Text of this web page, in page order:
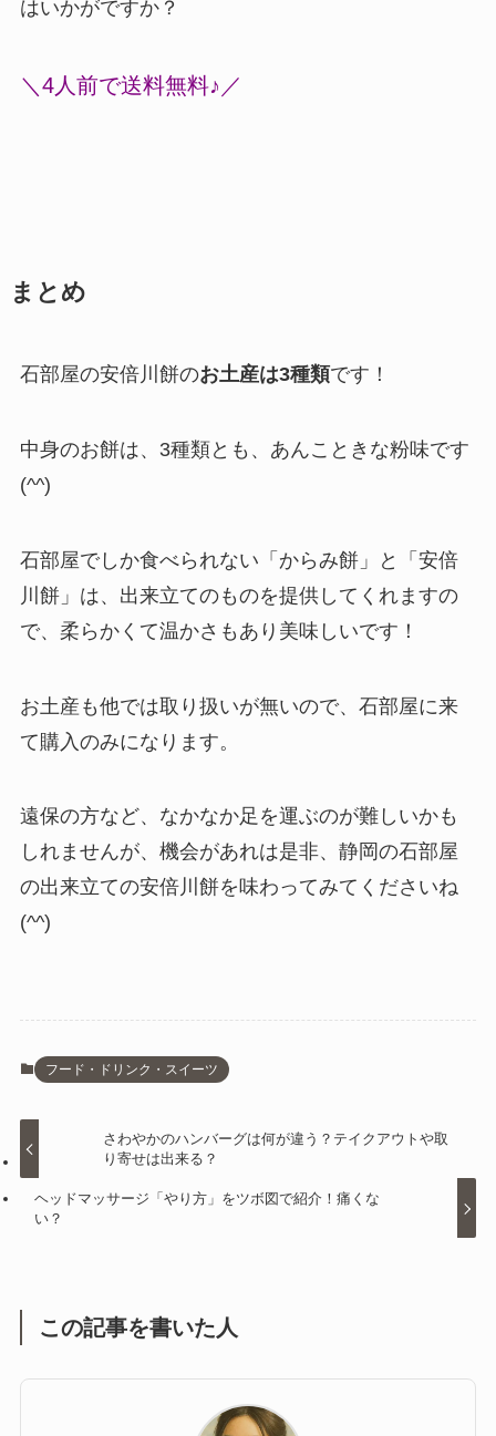
はいかがですか？
＼4人前で送料無料♪／
まとめ
石部屋の安倍川餅のお土産は3種類です！
中身のお餅は、3種類とも、 あんこときな粉味です
(^^)
石部屋でしか食べられない「からみ餅」と「安倍
川餅」は、出来立てのものを提供してくれますの
で、柔らかくて温かさもあり美味しいです！
お土産も他では取り扱いが無いので、石部屋に来
て購入のみになります。
遠保の方など、なかなか足を運ぶのが難しいかも
しれませんが、機会があれは是非、静岡の石部屋
の出来立ての安倍川餅を味わってみてくださいね
(^^)
フード・ドリンク・スイーツ
さわやかのハンバーグは何が違う？テイクアウトや取
り寄せは出来る？
ヘッドマッサージ「やり方」をツボ図で紹介！痛くな
い？
この記事を書いた人